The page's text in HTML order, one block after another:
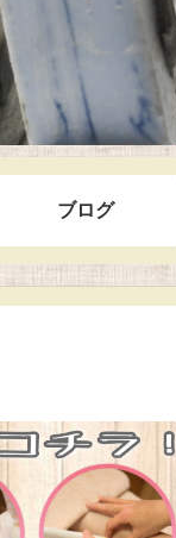
ブログ